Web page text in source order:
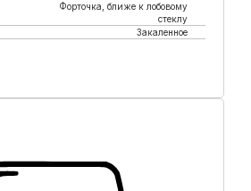
Форточка, ближе к лобовому
стеклу
Закаленное